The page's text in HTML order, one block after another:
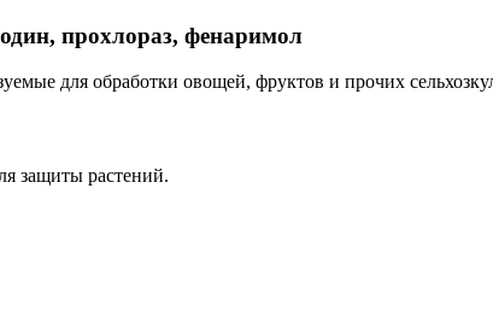
прохлораз, фенаримол
для обработки овощей, фруктов и прочих
защиты растений.